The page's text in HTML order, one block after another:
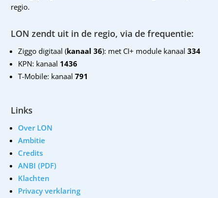
regio.
LON zendt uit in de regio, via de frequentie:
Ziggo digitaal (kanaal 36): met CI+ module kanaal 334
KPN: kanaal 1436
T-Mobile: kanaal791
Links
Over LON
Ambitie
Credits
ANBI (PDF)
Klachten
Privacy verklaring